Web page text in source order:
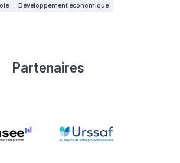
Développement économique
Partenaires